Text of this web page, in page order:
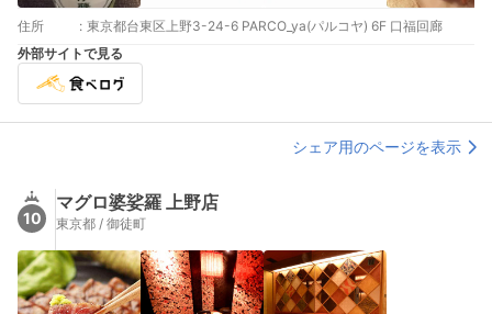
住所 : 東京都台東区上野3-24-6 PARCO_ya(パルコヤ) 6F 口福回廊
外部サイトで見る
シェア用のページを表示
10
マグロ婆娑羅 上野店
東京都 / 御徒町